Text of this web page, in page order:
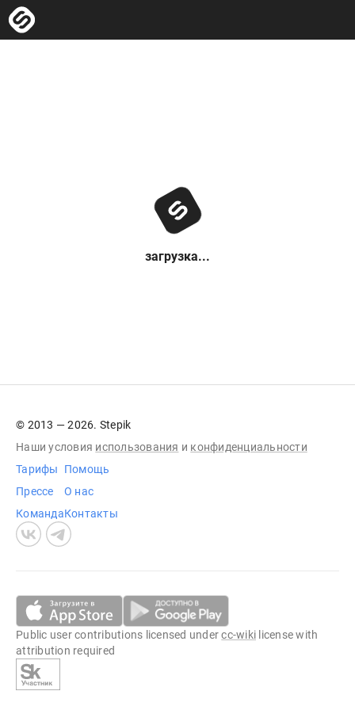
загрузка...
© 2013 — 2026. Stepik
Наши условия использования и конфиденциальности
Тарифы
Прессе
Команда
Помощь
О нас
Контакты
Public user contributions licensed undercc-wiki license with
attribution required